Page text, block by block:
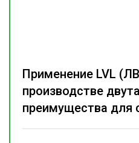
Применение LVL
производстве
преимущества для